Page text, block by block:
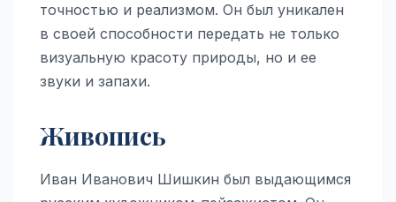
точностью и реализмом. Он был уникален
в своей способности передать не только
визуальную красоту природы, но и ее
звуки и запахи.
Живопись
Иван Иванович Шишкин был выдающимся